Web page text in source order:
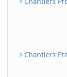
Chantiers